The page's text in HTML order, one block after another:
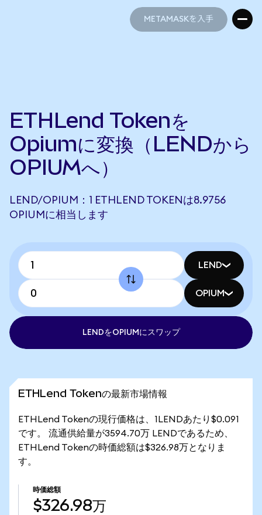
METAMASKを入手
ETHLend Tokenを
Opiumに変換（LENDから
OPIUMへ）
LEND/OPIUM：1 ETHLEND TOKENは8.9756
OPIUMに相当します
LEND
OPIUM
LENDをOPIUMにスワップ
ETHLend Tokenの最新市場情報
ETHLend Tokenの現行価格は、1LENDあたり$0.091
です。 流通供給量が3594.70万 LENDであるため、
ETHLend Tokenの時価総額は$326.98万となりま
す。
時価総額
$326.98万